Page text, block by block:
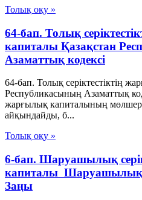
Толық оқу »
64-бап. Толық
капиталы Қазақстан
Азаматтық кодексi
64-бап. Толық серiктестiктiң
Республикасының Азаматтық
жарғылық капиталының
айқындайды, б...
Толық оқу »
6-бап. Шаруашылық
капиталы Шаруашылық
Заңы